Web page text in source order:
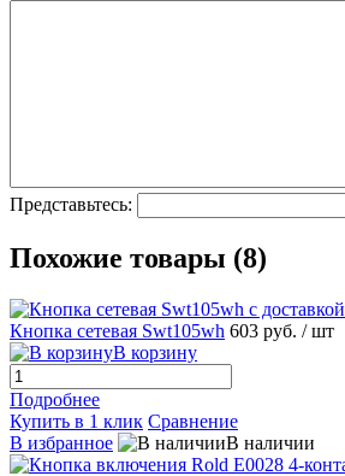
Представьтесь:
Похожие товары (8)
Кнопка сетевая Swt105wh 603 руб. / шт
В корзину
Подробнее
Купить в 1 клик Сравнение
В избранное
В наличии